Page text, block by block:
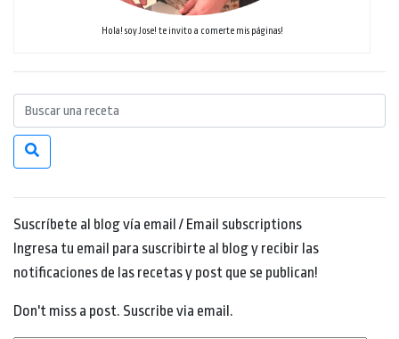
Hola! soy Jose! te invito a comerte mis páginas!
Suscríbete al blog vía email / Email subscriptions
Ingresa tu email para suscribirte al blog y recibir las
notificaciones de las recetas y post que se publican!
Don't miss a post. Suscribe via email.